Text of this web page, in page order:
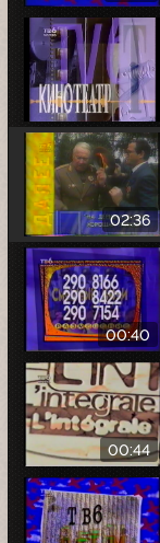
02:36
00:40
00:44